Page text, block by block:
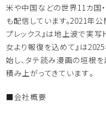
米や中国などの世界1 1カ国
も配信しています。2021年公
プレックス』は地上波で実写
女より報復を込めて』 は
始し、 タテ読み漫画の垣根
積み上がってきています。
■会社概要